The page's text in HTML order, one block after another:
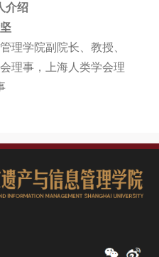
介绍
理学院副院长、教授、
理事，上海人类学会理